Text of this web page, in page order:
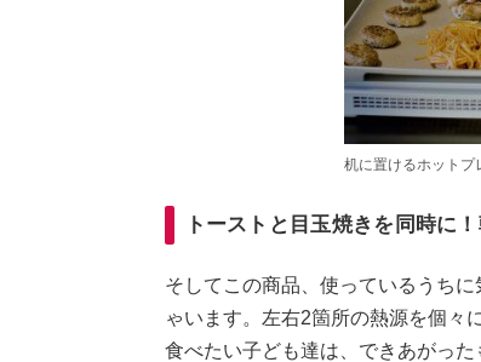
机に置けるホット
トーストと目玉焼きを同時に
そしてこの商品、使っているうち
ゃいます。左右2箇所の熱源を個々
食べたい子ども達は、できあがっ